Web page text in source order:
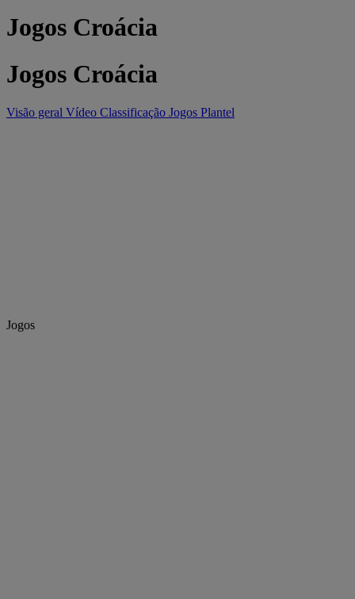
Jogos Croácia
Jogos Croácia
Visão geral Vídeo Classificação Jogos Plantel
Jogos